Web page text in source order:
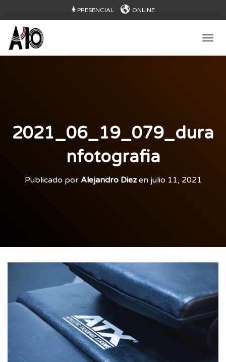
PRESENCIAL ONLINE
2021_06_19_079_dura
nfotografia
Publicado por Alejandro Diezen julio 11, 2021